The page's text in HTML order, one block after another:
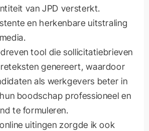
van JPD versterkt.
en herkenbare uitstraling
tool die sollicitatiebrieven
genereert, waardoor
als werkgevers beter in
boodschap professioneel en
te formuleren.
uitingen zorgde ik ook
Gerard Askes
Reageert meestal binnen 1 uur